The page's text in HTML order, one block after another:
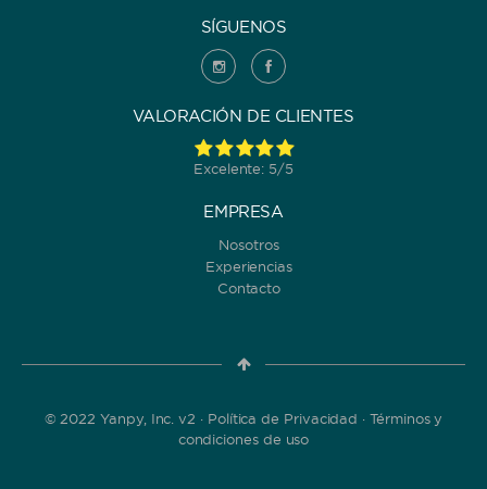
SÍGUENOS
VALORACIÓN DE CLIENTES
Excelente: 5/5
EMPRESA
Nosotros
Experiencias
Contacto
© 2022 Yanpy, Inc. v2 · Política de Privacidad ·Términos y
condiciones de uso